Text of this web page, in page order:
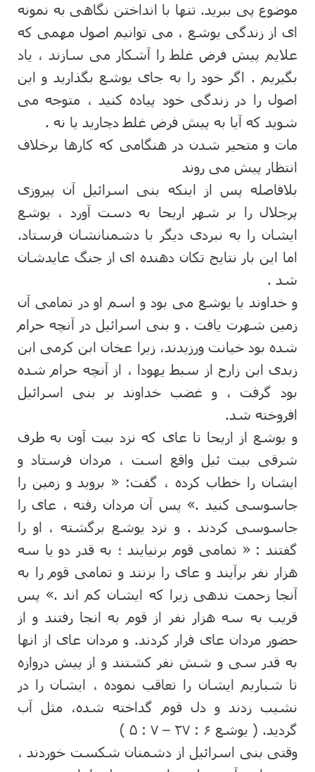
موضوع پی ببرید. تنها با انداختن نگاهی به نمونه
ای از زندگی یوشع ، می توانیم اصول مهمی که
علایم پیش فرض غلط را آشکار می سازند ، یاد
بگیریم . اگر خود را به جای یوشع بگذارید و این
اصول را در زندگی خود پیاده کنید ، متوجه می
شوید که آیا به پیش فرض غلط دچارید یا نه .
مات و متحیر شدن در هنگامی که کارها برخلاف
انتظار پیش می روند
بلافاصله پس از اینکه بنی اسرائیل آن پیروزی
پرجلال را بر شهر اریحا به دست آورد ، یوشع
ایشان را به نبردی دیگر با دشمنانشان فرستاد.
اما این بار نتایج تکان دهنده ای از جنگ عایدشان
شد .
و خداوند با یوشع می بود و اسم او در تمامی آن
زمین شهرت یافت . و بنی اسرائیل در آنچه حرام
شده بود خیانت ورزیدند، زیرا عخان ابن کرمی ابن
زبدی ابن زارح از سبط یهودا ، از آنچه حرام شده
بود گرفت ، و غضب خداوند بر بنی اسرائیل
افروخته شد.
و یوشع از اریحا تا عای که نزد بیت آون به طرف
شرقی بیت ئیل واقع است ، مردان فرستاد و
ایشان را خطاب کرده ، گفت: « بروید و زمین را
جاسوسی کنید .» پس آن مردان رفته ، عای را
جاسوسی کردند . و نزد یوشع برگشته ، او را
گفتند : « تمامی قوم برنیایند ؛ به قدر دو یا سه
هزار نفر برآیند و عای را بزنند و تمامی قوم را به
آنجا زحمت ندهی زیرا که ایشان کم اند .» پس
قریب به سه هزار نفر از قوم به انجا رفتند و از
حضور مردان عای فرار کردند. و مردان عای از انها
به قدر سی و شش نفر کشتند و از پیش دروازه
تا شباریم ایشان را تعاقب نموده ، ایشان را در
نشیب زدند و دل قوم گداخته شده، مثل آب
گردید. ( یوشع ۶ : ۲۷ – ۷ : ۵ )
وقتی بنی اسرائیل از دشمنان شکست خوردند ،